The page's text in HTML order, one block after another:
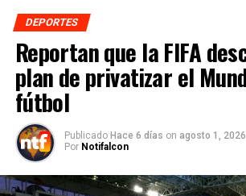
DEPORTES
Reportan que la FIFA
plan de privatizar el
fútbol
Publicado Hace 6 días on agosto 1, 2026
Por Notifalcon